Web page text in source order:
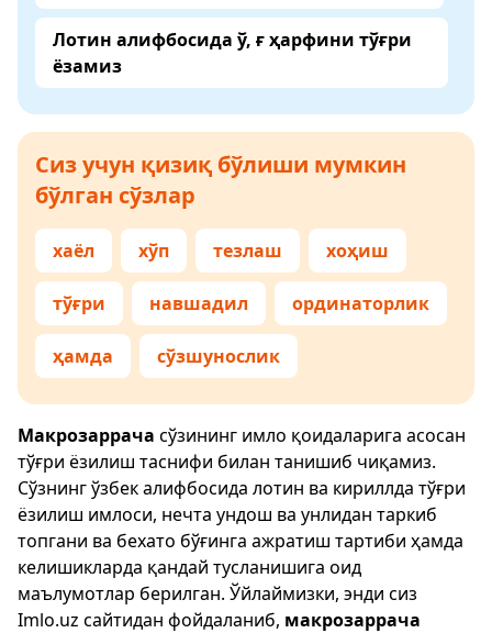
Лотин алифбосида ў, ғ ҳарфини тўғри
ёзамиз
Сиз учун қизиқ бўлиши мумкин
бўлган сўзлар
хаёл хўп тезлаш хоҳиш
тўғри навшадил ординаторлик
ҳамда сўзшунослик
Макрозаррача сўзининг имло қоидаларига асосан
тўғри ёзилиш таснифи билан танишиб чиқамиз.
Сўзнинг ўзбек алифбосида лотин ва кириллда тўғри
ёзилиш имлоси, нечта ундош ва унлидан таркиб
топгани ва бехато бўғинга ажратиш тартиби ҳамда
келишикларда қандай тусланишига оид
маълумотлар берилган. Ўйлаймизки, энди сиз
Imlo.uz сайтидан фойдаланиб, макрозаррача